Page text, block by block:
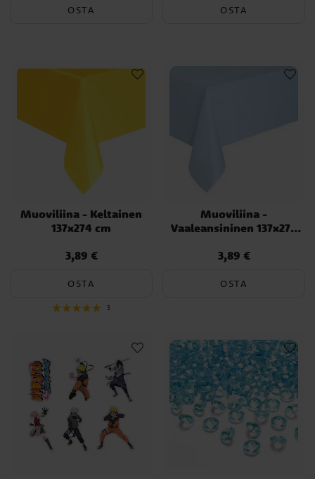
OSTA OSTA
Muoviliina - Keltainen
137x274 cm
Hinta:3,89 €
3,89 €
OSTA
3
Muoviliina -
Vaaleansininen 137x274
Hinta:3,89 €
3,89 €
OSTA